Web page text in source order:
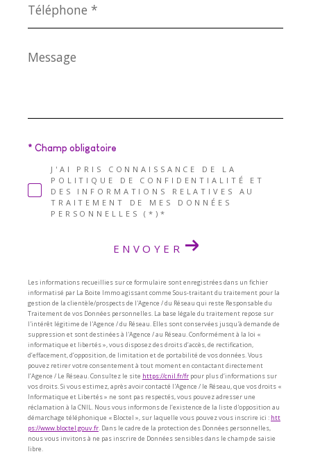
*
Message
*
J'AI PRIS CONNAISSANCE DE LA
POLITIQUE DE CONFIDENTIALITÉ ET
DES INFORMATIONS RELATIVES AU
TRAITEMENT DE MES DONNÉES
PERSONNELLES (*)*
* Champ obligatoire
ENVOYER
Les informations recueillies sur ce formulaire sont enregistrées dans un fichier
informatisé par La Boite Immo agissant comme Sous-traitant du traitement pour la
gestion de la clientèle/prospects de l'Agence / du Réseau qui reste Responsable du
Traitement de vos Données personnelles. La base légale du traitement repose sur
l'intérêt légitime de l'Agence / du Réseau. Elles sont conservées jusqu'à demande de
suppression et sont destinées à l'Agence / au Réseau. Conformément à la loi «
informatique et libertés », vous disposez des droits d’accès, de rectification,
d’effacement, d’opposition, de limitation et de portabilité de vos données. Vous
pouvez retirer votre consentement à tout moment en contactant directement
l’Agence / Le Réseau. Consultez le site https://cnil.fr/fr pour plus d’informations sur
vos droits. Si vous estimez, après avoir contacté l'Agence / le Réseau, que vos droits «
Informatique et Libertés » ne sont pas respectés, vous pouvez adresser une
réclamation à la CNIL. Nous vous informons de l’existence de la liste d'opposition au
démarchage téléphonique « Bloctel », sur laquelle vous pouvez vous inscrire ici : htt
ps://www.bloctel.gouv.fr. Dans le cadre de la protection des Données personnelles,
nous vous invitons à ne pas inscrire de Données sensibles dans le champ de saisie
libre.